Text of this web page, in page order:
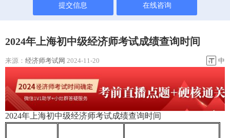
提交信息 在线咨询
2024年上海初中级经济师考试成绩查询时间
来源： 经济师考试网 2024-11-20 中
2024年上海初中级经济师考试成绩查询时间